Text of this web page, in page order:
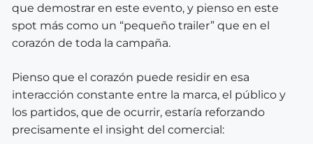
que demostrar en este evento, y pienso en este
spot más como un “pequeño trailer” que en el
corazón de toda la campaña.
Pienso que el corazón puede residir en esa
interacción constante entre la marca, el público y
los partidos, que de ocurrir, estaría reforzando
precisamente el insight del comercial: